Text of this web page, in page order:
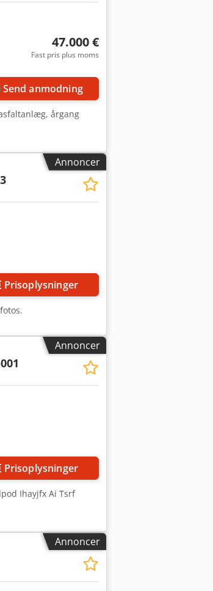
47.000 €
Fast pris plus moms
Send anmodning
årgang
Annoncer
Prisoplysninger
Annoncer
Prisoplysninger
Ihayjfx Ai Tsrf
Annoncer